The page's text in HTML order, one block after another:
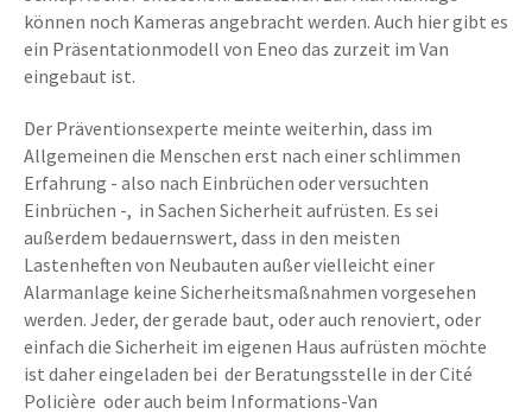
können noch Kameras angebracht werden. Auch hier gibt es
ein Präsentationmodell von Eneo das zurzeit im Van
eingebaut ist.
Der Präventionsexperte meinte weiterhin, dass im
Allgemeinen die Menschen erst nach einer schlimmen
Erfahrung - also nach Einbrüchen oder versuchten
Einbrüchen -, in Sachen Sicherheit aufrüsten. Es sei
außerdem bedauernswert, dass in den meisten
Lastenheften von Neubauten außer vielleicht einer
Alarmanlage keine Sicherheitsmaßnahmen vorgesehen
werden. Jeder, der gerade baut, oder auch renoviert, oder
einfach die Sicherheit im eigenen Haus aufrüsten möchte
ist daher eingeladen bei der Beratungsstelle in der Cité
Policière oder auch beim Informations-Van